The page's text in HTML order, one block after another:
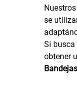
se
Si
obtener